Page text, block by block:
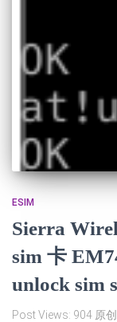
ESIM
Sierra
sim 卡
unlock sim
Post Views: 904 原